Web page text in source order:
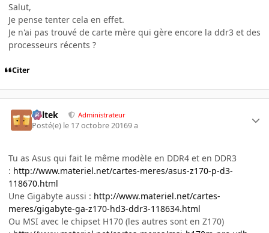
Salut,
Je pense tenter cela en effet.
Je n'ai pas trouvé de carte mère qui gère encore la ddr3 et des
processeurs récents ?
Citer
Soltek Administrateur
Posté(e) le 17 octobre 20169 a
Tu as Asus qui fait le même modèle en DDR4 et en DDR3
: http://www.materiel.net/cartes-meres/asus-z170-p-d3-
118670.html
Une Gigabyte aussi : http://www.materiel.net/cartes-
meres/gigabyte-ga-z170-hd3-ddr3-118634.html
Ou MSI avec le chipset H170 (les autres sont en Z170)